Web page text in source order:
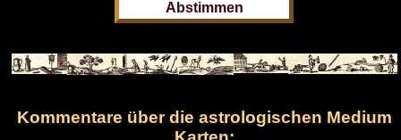
Kommentare über die astrologischen Medium